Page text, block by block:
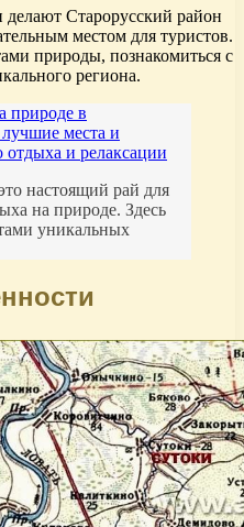
делают Старорусский район
местом для туристов.
природы, познакомиться с
региона.
природе в
места и
отдыха и релаксации
настоящий рай для
на природе. Здесь
уникальных